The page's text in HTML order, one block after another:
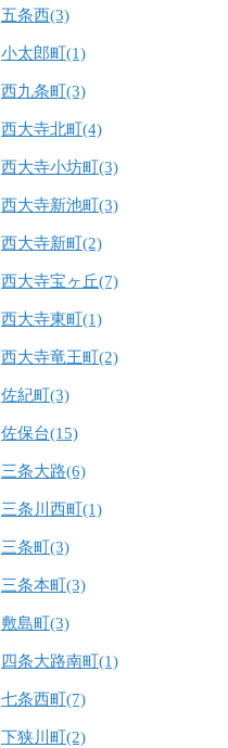
五条西(3)
小太郎町(1)
西九条町(3)
西大寺北町(4)
西大寺小坊町(3)
西大寺新池町(3)
西大寺新町(2)
西大寺宝ヶ丘(7)
西大寺東町(1)
西大寺竜王町(2)
佐紀町(3)
佐保台(15)
三条大路(6)
三条川西町(1)
三条町(3)
三条本町(3)
敷島町(3)
四条大路南町(1)
七条西町(7)
下狭川町(2)